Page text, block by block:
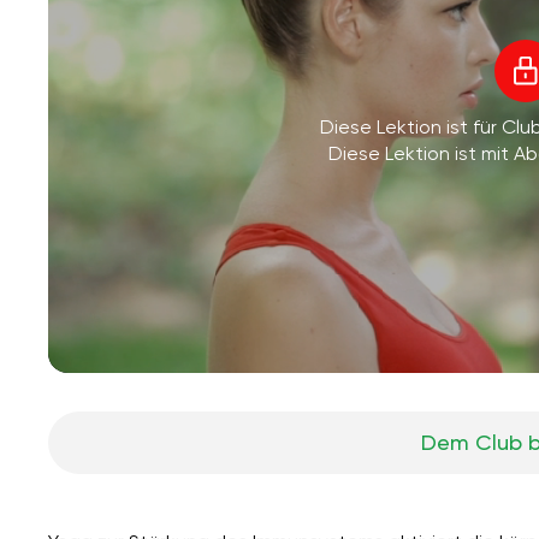
Diese Lektion ist für
Diese Lektion ist mit
Dem Club